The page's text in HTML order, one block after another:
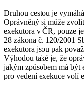
Druhou cestou je
Oprávněný si může
exekutora v ČR, pouze
28 zákona č. 120/2001
exekutora jsou pak
Výhodou také je, že
jakým způsobem má být
pro vedení exekuce volí